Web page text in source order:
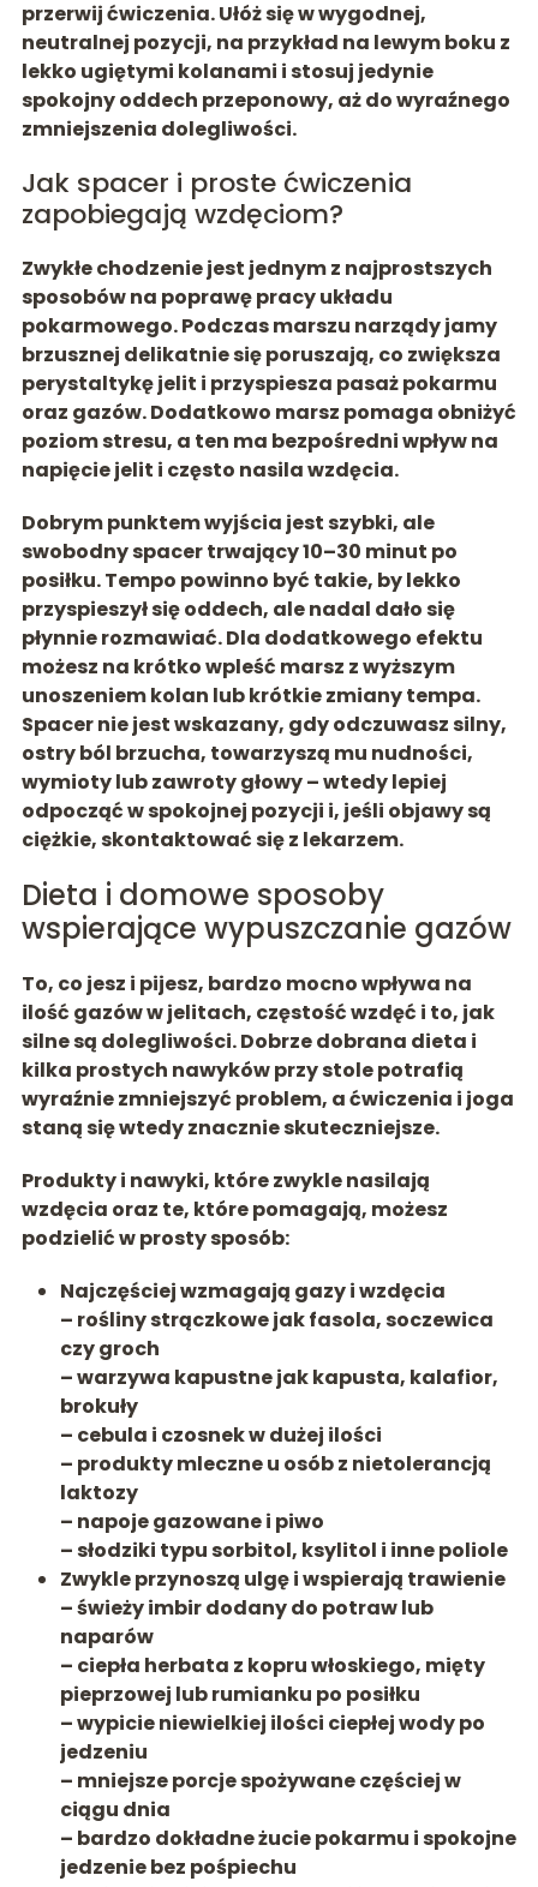
przerwij ćwiczenia. Ułóż się w wygodnej,
neutralnej pozycji, na przykład na lewym boku z
lekko ugiętymi kolanami i stosuj jedynie
spokojny oddech przeponowy, aż do wyraźnego
zmniejszenia dolegliwości.
Jak spacer i proste ćwiczenia
zapobiegają wzdęciom?
Zwykłe chodzenie jest jednym z najprostszych
sposobów na poprawę pracy układu
pokarmowego. Podczas marszu narządy jamy
brzusznej delikatnie się poruszają, co zwiększa
perystaltykę jelit i przyspiesza pasaż pokarmu
oraz gazów. Dodatkowo marsz pomaga obniżyć
poziom stresu, a ten ma bezpośredni wpływ na
napięcie jelit i często nasila wzdęcia.
Dobrym punktem wyjścia jest szybki, ale
swobodny spacer trwający 10–30 minut po
posiłku. Tempo powinno być takie, by lekko
przyspieszył się oddech, ale nadal dało się
płynnie rozmawiać. Dla dodatkowego efektu
możesz na krótko wpleść marsz z wyższym
unoszeniem kolan lub krótkie zmiany tempa.
Spacer nie jest wskazany, gdy odczuwaszsilny,
ostry ból brzucha, towarzyszą mu nudności,
wymioty lub zawroty głowy– wtedy lepiej
odpocząć w spokojnej pozycji i, jeśli objawy są
ciężkie, skontaktować się z lekarzem.
Dieta i domowe sposoby
wspierające wypuszczanie gazów
To, co jesz i pijesz, bardzo mocno wpływa na
ilość gazów w jelitach, częstość wzdęć i to, jak
silne są dolegliwości.Dobrze dobrana dieta i
kilka prostych nawyków przy stole potrafią
wyraźnie zmniejszyć problem, a ćwiczenia i joga
staną się wtedy znacznie skuteczniejsze.
Produkty i nawyki, które zwykle nasilają
wzdęcia oraz te, które pomagają, możesz
podzielić w prosty sposób:
Najczęściej wzmagają gazy i wzdęcia
– rośliny strączkowe jak fasola, soczewica
czy groch
– warzywa kapustne jak kapusta, kalafior,
brokuły
– cebula i czosnek w dużej ilości
– produkty mleczne u osób z nietolerancją
laktozy
– napoje gazowane i piwo
– słodziki typu sorbitol, ksylitol i inne poliole
Zwykle przynoszą ulgę i wspierają trawienie
– świeżyimbirdodany do potraw lub
naparów
– ciepła herbata z kopru włoskiego, mięty
pieprzowej lub rumianku po posiłku
– wypicie niewielkiej ilości ciepłej wodypo
jedzeniu
– mniejsze porcje spożywane częściej w
ciągu dnia
– bardzo dokładne żucie pokarmu i spokojne
jedzenie bez pośpiechu